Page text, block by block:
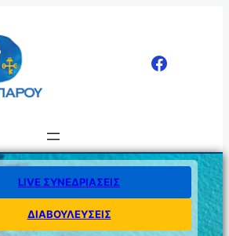
LIVE ΣΥΝΕΔΡΙΑΣΕΙΣ
ΔΙΑΒΟΥΛΕΥΣΕΙΣ